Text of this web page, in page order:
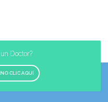
Doctor?
CLIC AQUÍ